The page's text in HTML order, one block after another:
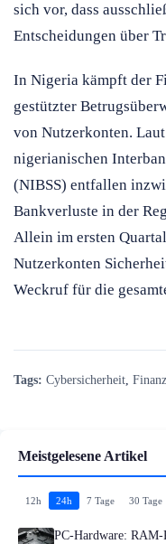
sich vor, dass
Entscheidungen über
In Nigeria kämpft der
gestützter
von Nutzerkonten.
nigerianischen
(NIBSS) entfallen
Bankverluste in der
Allein im ersten
Nutzerkonten
Weckruf für die
Tags: Cybersicherheit
Meistgelesene Artikel
12h 24h 7 Tage 30 Tage
PC-Hardware: RAM-